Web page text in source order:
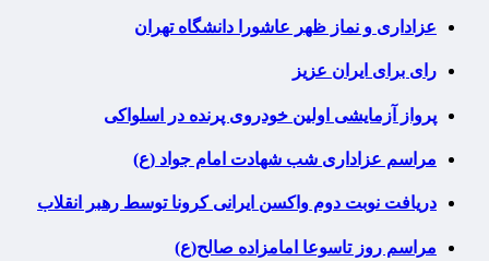
عزاداری و نماز ظهر عاشورا دانشگاه تهران
رای برای ایران عزیز
پرواز آزمایشی اولین خودروی پرنده در اسلواکی
مراسم عزاداری شب شهادت امام جواد (ع)
دریافت نوبت دوم واکسن ایرانی کرونا توسط رهبر انقلاب
مراسم روز تاسوعا امامزاده صالح(ع)